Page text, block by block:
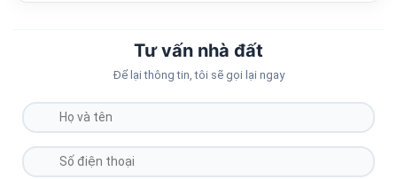
Tư vấn nhà đất
Để lại thông tin, tôi sẽ gọi lại ngay